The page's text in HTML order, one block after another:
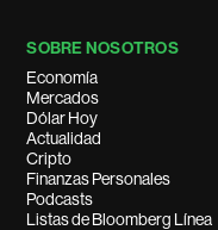
SOBRE NOSOTROS
Economía
Mercados
Dólar Hoy
Actualidad
Cripto
Finanzas Personales
Podcasts
Listas de Bloomberg Línea